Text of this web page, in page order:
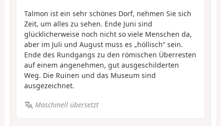
Talmon ist ein sehr schönes Dorf, nehmen Sie sich
Zeit, um alles zu sehen. Ende Juni sind
glücklicherweise noch nicht so viele Menschen da,
aber im Juli und August muss es „höllisch“ sein.
Ende des Rundgangs zu den römischen Überresten
auf einem angenehmen, gut ausgeschilderten
Weg. Die Ruinen und das Museum sind
ausgezeichnet.
Maschinell übersetzt